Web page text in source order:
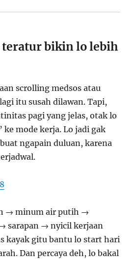
teratur bikin lo lebih
scrolling medsos atau
itu susah dilawan. Tapi,
pagi yang jelas, otak lo
ke mode kerja. Lo jadi gak
ngapain duluan, karena
→ minum air putih →
sarapan → nyicil kerjaan
kayak gitu bantu lo start hari
Dan percaya deh, lo bakal